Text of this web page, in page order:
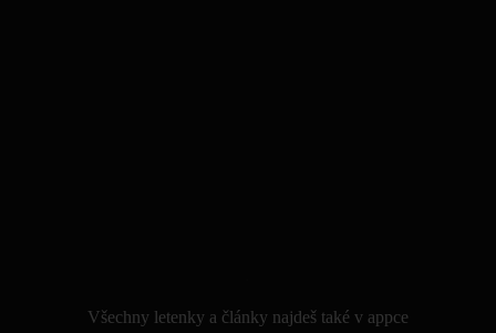
Všechny letenky a články najdeš také v appce